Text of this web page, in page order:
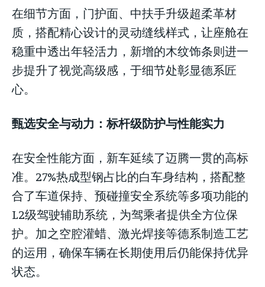
在细节方面，门护面、中扶手升级超柔革材
质，搭配精心设计的灵动缝线样式，让座舱在
稳重中透出年轻活力，新增的木纹饰条则进一
步提升了视觉高级感，于细节处彰显德系匠
心。
甄选安全与动力：标杆级防护与性能实力
在安全性能方面，新车延续了迈腾一贯的高标
准。27%热成型钢占比的白车身结构，搭配整
合了车道保持、预碰撞安全系统等多项功能的
L2级驾驶辅助系统，为驾乘者提供全方位保
护。加之空腔灌蜡、激光焊接等德系制造工艺
的运用，确保车辆在长期使用后仍能保持优异
状态。